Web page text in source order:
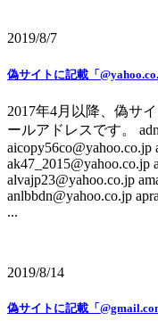
2019/8/7
偽サイトに記載「
2017年4月以降、偽サ
ールアドレスです。
aicopy56co@yahoo.co.jp
ak47_2015@yahoo.co.jp
alvajp23@yahoo.co.jp
anlbbdn@yahoo.co.jp
...
2019/8/14
偽サイトに記載「